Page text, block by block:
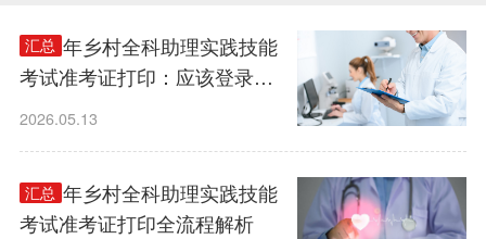
汇总
2026年乡村全科助理实践技能
考试准考证打印：应该登录哪
2026.05.13
汇总
2026年乡村全科助理实践技能
考试准考证打印全流程解析